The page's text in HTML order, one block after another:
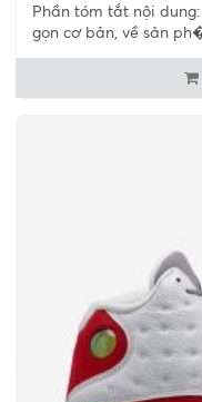
Phần tóm tắt nội
gọn cơ bản, về sản